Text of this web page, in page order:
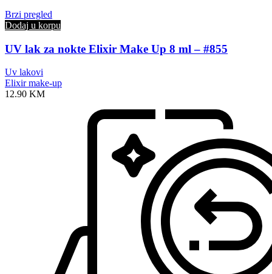
Brzi pregled
Dodaj u korpu
UV lak za nokte Elixir Make Up 8 ml – #855
Uv lakovi
Elixir make-up
12.90 KM